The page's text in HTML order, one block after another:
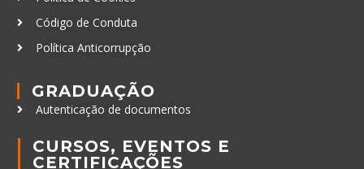
Código de Conduta
Política Anticorrupção
GRADUAÇÃO
Autenticação de documentos
CURSOS, EVENTOS E
CERTIFICAÇÕES